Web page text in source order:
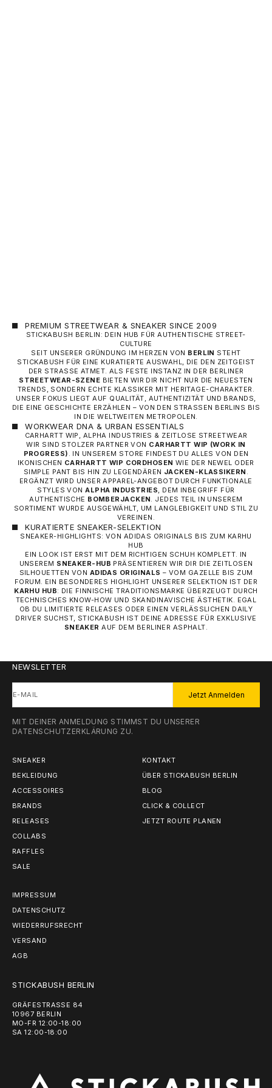
PREMIUM STREETWEAR & SNEAKER SINCE 2009
STICKABUSH BERLIN: DEIN HUB FÜR AUTHENTISCHE STREET-
CULTURE
SEIT UNSERER GRÜNDUNG IM HERZEN VON BERLIN STEHT
STICKABUSH FÜR EINE KURATIERTE AUSWAHL, DIE DEN ZEITGEIST
DER STRASSE ATMET. ALS FESTE INSTANZ IN DER BERLINER
STREETWEAR-SZENE BIETEN WIR DIR NICHT NUR DIE NEUESTEN
TRENDS, SONDERN ECHTE KLASSIKER MIT HERITAGE-CHARAKTER.
UNSER FOKUS LIEGT AUF QUALITÄT, AUTHENTIZITÄT UND BRANDS,
DIE EINE GESCHICHTE ERZÄHLEN – VON DEN STRASSEN BERLINS BIS I
N DIE WELTWEITEN METROPOLEN.
WORKWEAR DNA & URBAN ESSENTIALS
CARHARTT WIP, ALPHA INDUSTRIES & ZEITLOSE STREETWEAR
WIR SIND STOLZER PARTNER VON CARHARTT WIP (WORK IN
PROGRESS) . IN UNSEREM STORE FINDEST DU ALLES VON DEN
IKONISCHEN CARHARTT WIP CORDHOSENWIE DER NEWEL ODER
SIMPLE PANT BIS HIN ZU LEGENDÄREN JACKEN-KLASSIKERN .
ERGÄNZT WIRD UNSER APPAREL-ANGEBOT DURCH FUNKTIONALE
STYLES VONALPHA INDUSTRIES, DEM INBEGRIFF FÜR
AUTHENTISCHE BOMBERJACKEN. JEDES TEIL IN UNSEREM
SORTIMENT WURDE AUSGEWÄHLT, UM LANGLEBIGKEIT UND STIL ZU
VEREINEN.
KURATIERTE SNEAKER-SELEKTION
SNEAKER-HIGHLIGHTS: VON ADIDAS ORIGINALS BIS ZUM KARHU
HUB
EIN LOOK IST ERST MIT DEM RICHTIGEN SCHUH KOMPLETT. IN
UNSEREM SNEAKER-HUB PRÄSENTIEREN WIR DIR DIE ZEITLOSEN
SILHOUETTEN VON ADIDAS ORIGINALS – VOM GAZELLE BIS ZUM
FORUM. EIN BESONDERES HIGHLIGHT UNSERER SELEKTION IST DER
KARHU HUB: DIE FINNISCHE TRADITIONSMARKE ÜBERZEUGT DURCH
TECHNISCHES KNOW-HOW UND SKANDINAVISCHE ÄSTHETIK. EGAL
OB DU LIMITIERTE RELEASES ODER EINEN VERLÄSSLICHEN DAILY
DRIVER SUCHST, STICKABUSH IST DEINE ADRESSE FÜR EXKLUSIVE
SNEAKER AUF DEM BERLINER ASPHALT.
NEWSLETTER
E-MAIL Jetzt Anmelden
MIT DEINER ANMELDUNG STIMMST DU UNSERER
DATENSCHUTZERKLÄRUNG ZU.
SNEAKER
BEKLEIDUNG
ACCESSOIRES
BRANDS
RELEASES
COLLABS
RAFFLES
SALE
KONTAKT
ÜBER STICKABUSH BERLIN
BLOG
CLICK & COLLECT
JETZT ROUTE PLANEN
IMPRESSUM
DATENSCHUTZ
WIEDERRUFSRECHT
VERSAND
AGB
STICKABUSH BERLIN
GRÄFESTRASSE 84
10967 BERLIN
MO-FR 12:00-18:00
SA 12:00-18:00